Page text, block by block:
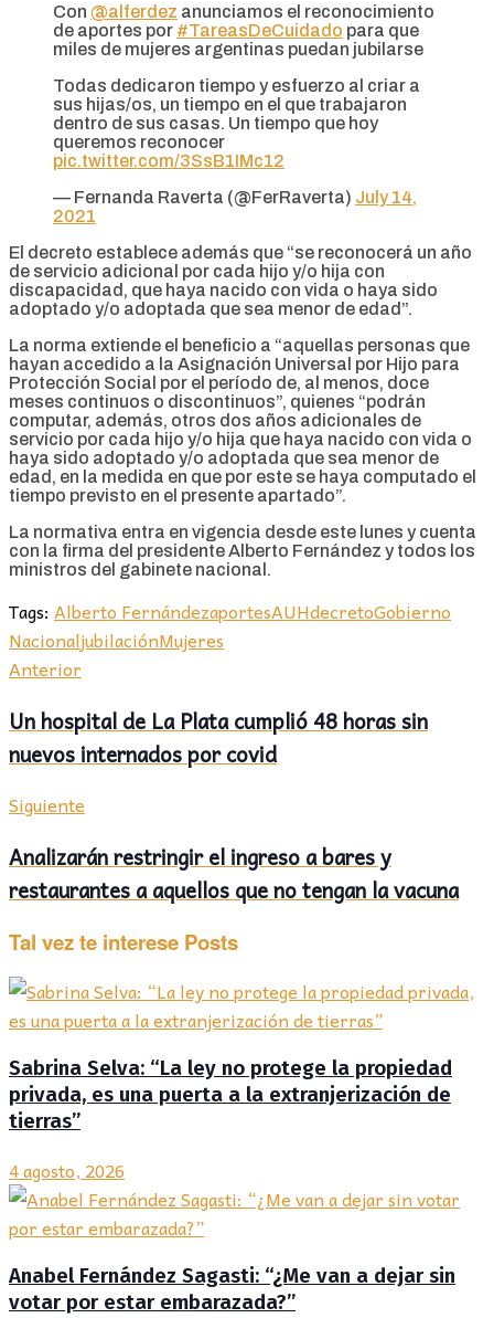
Con @alferdez anunciamos el reconocimiento
de aportes por #TareasDeCuidado para que
miles de mujeres argentinas puedan jubilarse
Todas dedicaron tiempo y esfuerzo al criar a
sus hijas/os, un tiempo en el que trabajaron
dentro de sus casas. Un tiempo que hoy
queremos reconocer
pic.twitter.com/3SsB1IMc12
— Fernanda Raverta (@FerRaverta) July 14,
2021
El decreto establece además que “se reconocerá un año
de servicio adicional por cada hijo y/o hija con
discapacidad, que haya nacido con vida o haya sido
adoptado y/o adoptada que sea menor de edad”.
La norma extiende el beneficio a “aquellas personas que
hayan accedido a la Asignación Universal por Hijo para
Protección Social por el período de, al menos, doce
meses continuos o discontinuos”, quienes “podrán
computar, además, otros dos años adicionales de
servicio por cada hijo y/o hija que haya nacido con vida o
haya sido adoptado y/o adoptada que sea menor de
edad, en la medida en que por este se haya computado el
tiempo previsto en el presente apartado”.
La normativa entra en vigencia desde este lunes y cuenta
con la firma del presidente Alberto Fernández y todos los
ministros del gabinete nacional.
Tags: Alberto FernándezaportesAUHdecretoGobierno
NacionaljubilaciónMujeres
Anterior
Un hospital de La Plata cumplió 48 horas sin
nuevos internados por covid
Siguiente
Analizarán restringir el ingreso a bares y
restaurantes a aquellos que no tengan la vacuna
Tal vez te interese Posts
Sabrina Selva: “La ley no protege la propiedad
privada, es una puerta a la extranjerización de
tierras”
4 agosto, 2026
Anabel Fernández Sagasti: “¿Me van a dejar sin
votar por estar embarazada?”